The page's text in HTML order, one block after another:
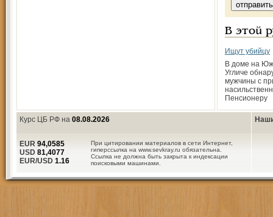
В этой
Ищут убийцу
В доме на
Угличе
мужчины с
Пенсионеру
Курс ЦБ РФ на 08.08.2026
При цитировании материалов в сети Интернет,
гиперссылка на www.sevkray.ru обязательна.
Ссылка не должна быть закрыта к индексации
поисковыми машинами.
EUR 94,0585
USD 81,4077
EUR/USD 1.16